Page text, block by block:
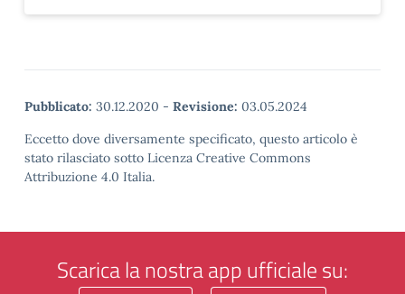
Pubblicato: 30.12.2020 - Revisione: 03.05.2024
Eccetto dove diversamente specificato, questo articolo è
stato rilasciato sotto Licenza Creative Commons
Attribuzione 4.0 Italia.
Scarica la nostra app ufficiale su: